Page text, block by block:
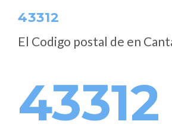
43312
El Codigo postal de en
43312